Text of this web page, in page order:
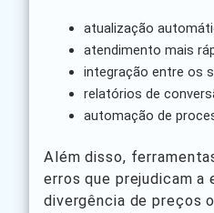
atualização
atendimento mais
integração entre os
relatórios de
automação de
Além disso,
erros que prejudicam a
divergência de preços